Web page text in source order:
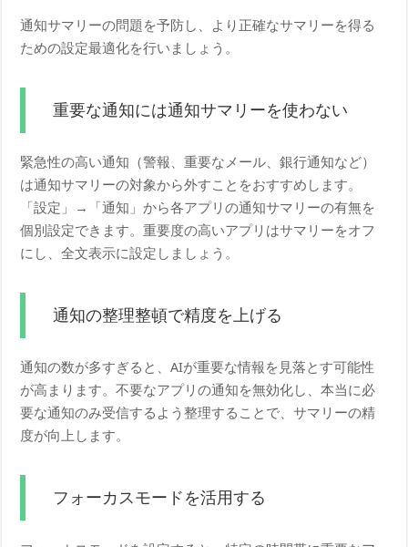
通知サマリーの問題を予防し、より正確なサマリーを得る
ための設定最適化を行いましょう。
重要な通知には通知サマリーを使わない
緊急性の高い通知（警報、重要なメール、銀行通知など）
は通知サマリーの対象から外すことをおすすめします。
「設定」→「通知」から各アプリの通知サマリーの有無を
個別設定できます。重要度の高いアプリはサマリーをオフ
にし、全文表示に設定しましょう。
通知の整理整頓で精度を上げる
通知の数が多すぎると、AIが重要な情報を見落とす可能性
が高まります。不要なアプリの通知を無効化し、本当に必
要な通知のみ受信するよう整理することで、サマリーの精
度が向上します。
フォーカスモードを活用する